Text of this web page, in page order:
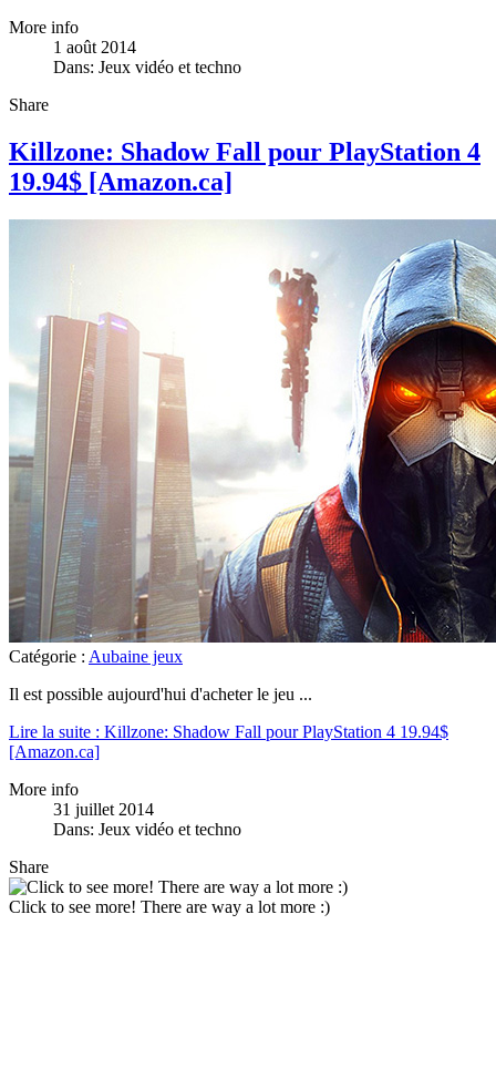
More info
1 août 2014
Dans: Jeux vidéo et techno
Share
Killzone: Shadow Fall pour PlayStation 4
19.94$ [Amazon.ca]
Catégorie : Aubaine jeux
Il est possible aujourd'hui d'acheter le jeu ...
Lire la suite : Killzone: Shadow Fall pour PlayStation 4 19.94$
[Amazon.ca]
More info
31 juillet 2014
Dans: Jeux vidéo et techno
Share
Click to see more! There are way a lot more :)